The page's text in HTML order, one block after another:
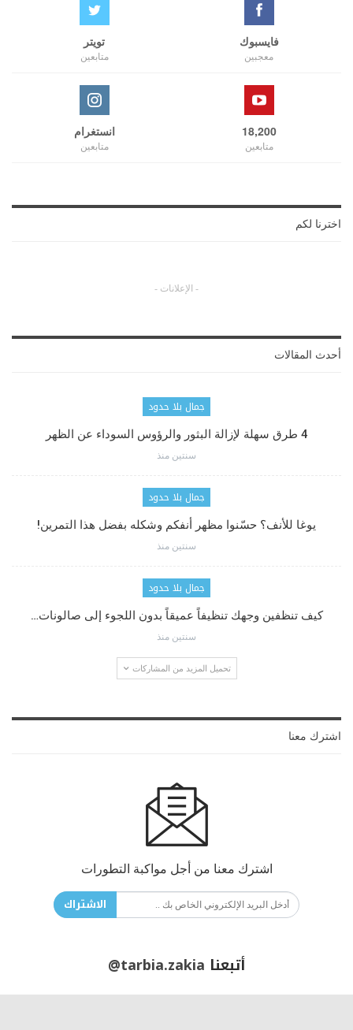
فايسبوك
معجبين
تويتر
متابعين
18,200
متابعين
انستغرام
متابعين
اخترنا لكم
- الإعلانات -
أحدث المقالات
جمال بلا حدود
4 طرق سهلة لإزالة البثور والرؤوس السوداء عن الظهر
سنتين منذ
جمال بلا حدود
يوغا للأنف؟ حسّنوا مظهر أنفكم وشكله بفضل هذا التمرين!
سنتين منذ
جمال بلا حدود
كيف تنظفين وجهك تنظيفاً عميقاً بدون اللجوء إلى صالونات…
سنتين منذ
تحميل المزيد من المشاركات
اشترك معنا
اشترك معنا من أجل مواكبة التطورات
الاشتراك
أتبعنا @tarbia.zakia